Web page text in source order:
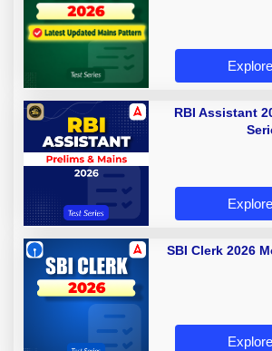
RBI Assistant
SBI Clerk 2026